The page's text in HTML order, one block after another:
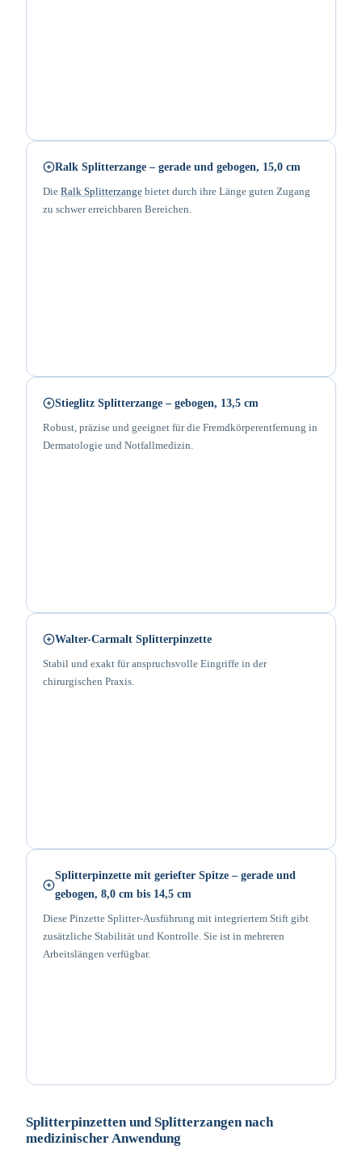
Ralk Splitterzange – gerade und gebogen, 15,0 cm
Die Ralk Splitterzange bietet durch ihre Länge guten Zugang
zu schwer erreichbaren Bereichen.
Stieglitz Splitterzange – gebogen, 13,5 cm
Robust, präzise und geeignet für die Fremdkörperentfernung in
Dermatologie und Notfallmedizin.
Walter-Carmalt Splitterpinzette
Stabil und exakt für anspruchsvolle Eingriffe in der
chirurgischen Praxis.
Splitterpinzette mit geriefter Spitze – gerade und
gebogen, 8,0 cm bis 14,5 cm
Diese Pinzette Splitter-Ausführung mit integriertem Stift gibt
zusätzliche Stabilität und Kontrolle. Sie ist in mehreren
Arbeitslängen verfügbar.
Splitterpinzetten und Splitterzangen nach
medizinischer Anwendung